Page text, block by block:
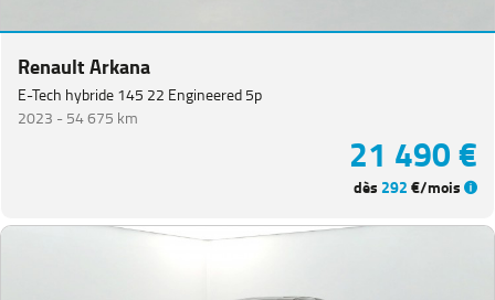
Renault Arkana
E-Tech hybride 145 22 Engineered 5p
2023 -54 675 km
21 490 €
dès 292€/mois